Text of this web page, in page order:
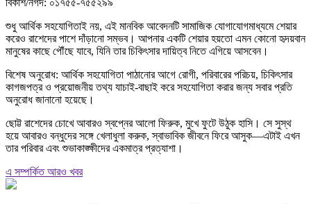
বিকাশ/নগদ: ০১৭৫৫-৭৫৫২৯৯
শুধু আর্থিক সহযোগিতাই নয়, এই মানবিক আবেদনটি সামাজিক যোগাযোগমাধ্যমে শেয়ার
করেও রাশেদের পাশে দাঁড়ানো সম্ভব। আপনার একটি শেয়ার হয়তো এমন কোনো হৃদয়বান
মানুষের কাছে পৌঁছে যাবে, যিনি তার চিকিৎসার দায়িত্ব নিতে এগিয়ে আসবেন।
বিশেষ অনুরোধ: আর্থিক সহযোগিতা পাঠানোর আগে রোগী, পরিবারের পরিচয়, চিকিৎসার
কাগজপত্র ও প্রয়োজনীয় তথ্য যাচাই-বাছাই করে সহযোগিতা করার জন্য সবার প্রতি
অনুরোধ জানানো হয়েছে।
ছোট্ট রাশেদের চোখে আবারও স্বপ্নের আলো ফিরুক, মুখে ফুটে উঠুক হাসি। সে সুস্থ
হয়ে আবারও বন্ধুদের সঙ্গে খেলাধুলা করুক, স্বাভাবিক জীবনে ফিরে আসুক—এটাই এখন
তার পরিবার এবং শুভাকাঙ্ক্ষীদের একমাত্র প্রত্যাশা।
এ সম্পর্কিত আরও খবর